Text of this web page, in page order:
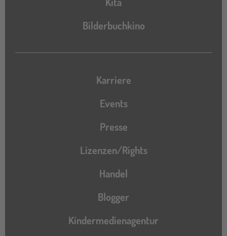
Bilderbuchkino
Karriere
Events
Presse
Lizenzen/Rights
Handel
Blogger
Kindermedienagentur